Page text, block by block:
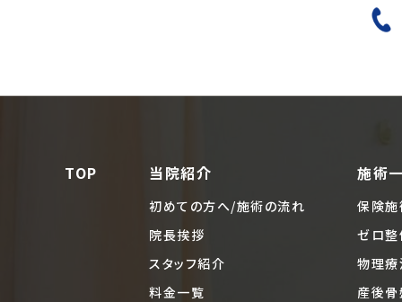
TOP 当院紹介
初めての方へ/施術の流れ
院長挨拶
スタッフ紹介
料金一覧
施術
保険
ゼロ
物理
産後